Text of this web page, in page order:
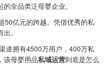
全品类泛母婴企业。
50亿元的跨越。凭借优秀的私
。
道拥有4500万用户，400万私
该母婴用品私域运营到底是怎么